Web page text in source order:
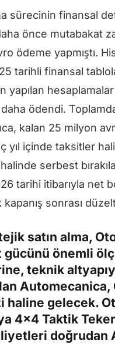
sürecinin finansal
önce mutabakat
ödeme yapmıştı.
tarihli finansal
yapılan
ödendi.
kalan 25 milyon
yıl içinde taksitler
serbest
tarihi itibarıyla net
kapanış sonrası
satın alma,
gücünü önemli
teknik
haline gelecek.
4x4 Taktik
doğrudan